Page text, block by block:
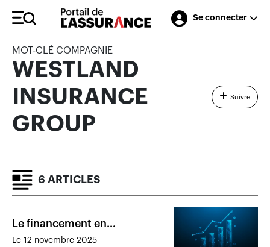
Se connecter
MOT-CLÉ COMPAGNIE
WESTLAND
INSURANCE
GROUP
Suivre
6 ARTICLES
Le financement en
technologie de l’assurance
Le 12 novembre 2025